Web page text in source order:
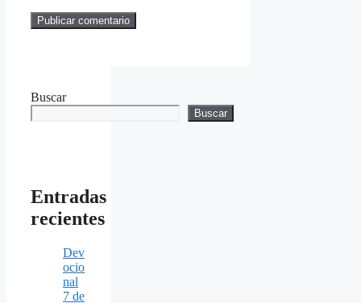
Buscar
Buscar
Entradas
recientes
Dev
ocio
nal
7 de